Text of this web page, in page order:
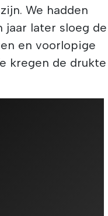
We hadden
jaar later sloeg de
en voorlopige
kregen de drukte